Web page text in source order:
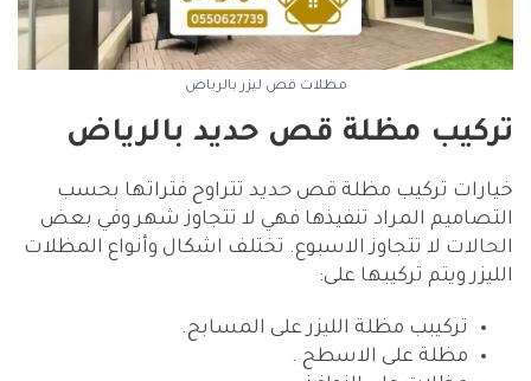
مظلات قص ليزر بالرياض
تركيب مظلة قص حديد بالرياض
خيارات تركيب مظلة قص حديد تتراوح فتراتها بحسب
التصاميم المراد تنفيذها فهي لا تتجاوز شهر وفي بعض
الحالات لا تتجاوز الاسبوع. تختلف اشكال وأنواع المظلات
الليزر ويتم تركيبها على:
تركيبب مظلة الليزر على المسابح.
مظلة على الاسطح .